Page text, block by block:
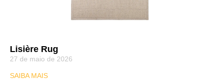
Lisière Rug
27 de maio de 2026
SAIBA MAIS